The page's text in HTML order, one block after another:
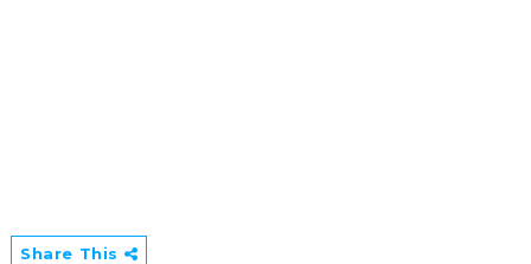
Share This